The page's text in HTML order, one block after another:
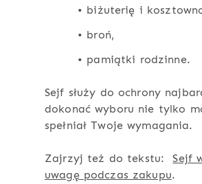
• biżuterię i
• broń,
• pamiątki rodzinne.
Sejf służy do ochrony
dokonać wyboru nie tylko
spełniał Twoje wymagania.
Zajrzyj też do tekstu:Sejf
uwagę podczas zakupu.